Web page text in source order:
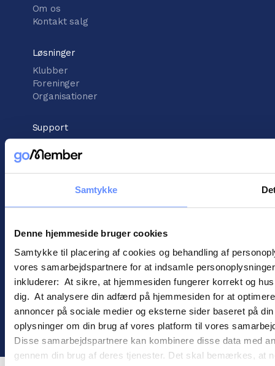
Samtykke
Denne hjemmeside bruger cookies
Samtykke til placering af cookies og behandling af
vores samarbejdspartnere for at indsamle
inkluderer: At sikre, at hjemmesiden fungerer korrekt og
dig. At analysere din adfærd på hjemmesiden for at
annoncer på sociale medier og eksterne sider baseret på
oplysninger om din brug af vores platform til vores
Disse samarbejdspartnere kan kombinere disse data med
gennem din brug af deres tjenester. Det skal bemærkes, at
Om os
Kontakt salg
Løsninger
Klubber
Foreninger
Organisationer
Support
Support center
Kontakt support
Cookies
©2026goMember